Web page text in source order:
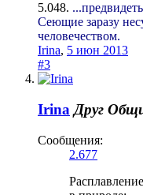
5.048.
Сеющие заразу
человечеством.
Irina, 5 июн 2013
#3
Irina Друг
Сообщения:
2.677